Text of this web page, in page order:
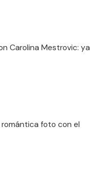
Carolina Mestrovic: ya
foto con el